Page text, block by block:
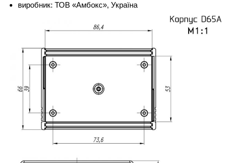
виробник: ТОВ «Амбокс», Україна